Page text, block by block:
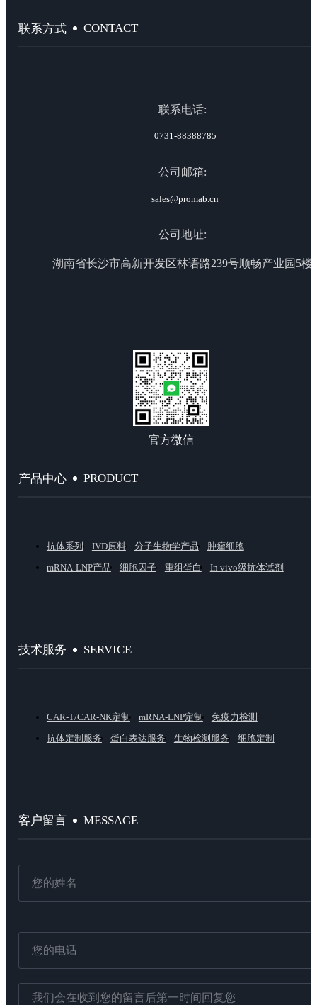
联系方式 CONTACT
联系电话:
0731-88388785
公司邮箱:
sales@promab.cn
公司地址:
湖南省长沙市高新开发区林语路239号顺畅产业园5楼
官方微信
产品中心 PRODUCT
抗体系列 IVD原料 分子生物学产品
肿瘤细胞
mRNA-LNP产品
细胞因子 重组蛋白 In vivo级抗体试剂
技术服务 SERVICE
CAR-T/CAR-NK定制 mRNA-LNP定制
免疫力检测
抗体定制服务
蛋白表达服务 生物检测服务 细胞定制
客户留言 MESSAGE